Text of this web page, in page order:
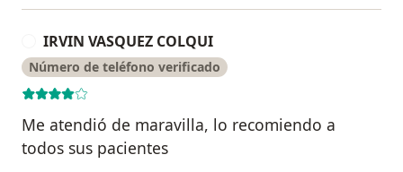
IRVIN VASQUEZ COLQUI
Número de teléfono verificado
Me atendió de maravilla, lo recomiendo a
todos sus pacientes